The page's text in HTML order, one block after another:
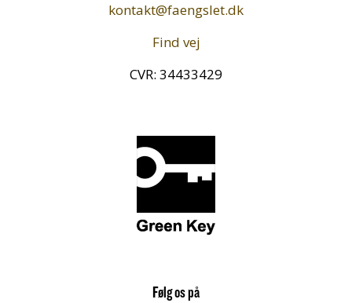
kontakt@faengslet.dk
Find vej
CVR: 34433429
Følg os på